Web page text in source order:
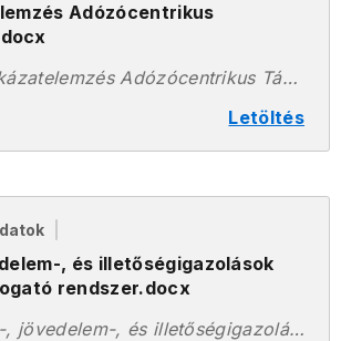
Adózócentrikus
Letöltés
14.Kockázatelemzés Adózócentrikus Támogatása.docx
, és illetőségigazolások
rendszer.docx
15.Adó-, jövedelem-, és illetőségigazolások kiadását támogató rendszer.docx